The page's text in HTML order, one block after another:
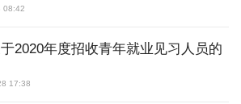
08:42
2020年度招收青年就业见习人员的
17:38